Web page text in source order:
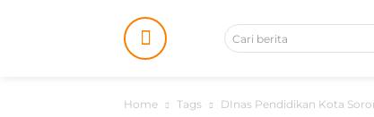
Cari berita
Home Tags DInas Pendidikan Kota